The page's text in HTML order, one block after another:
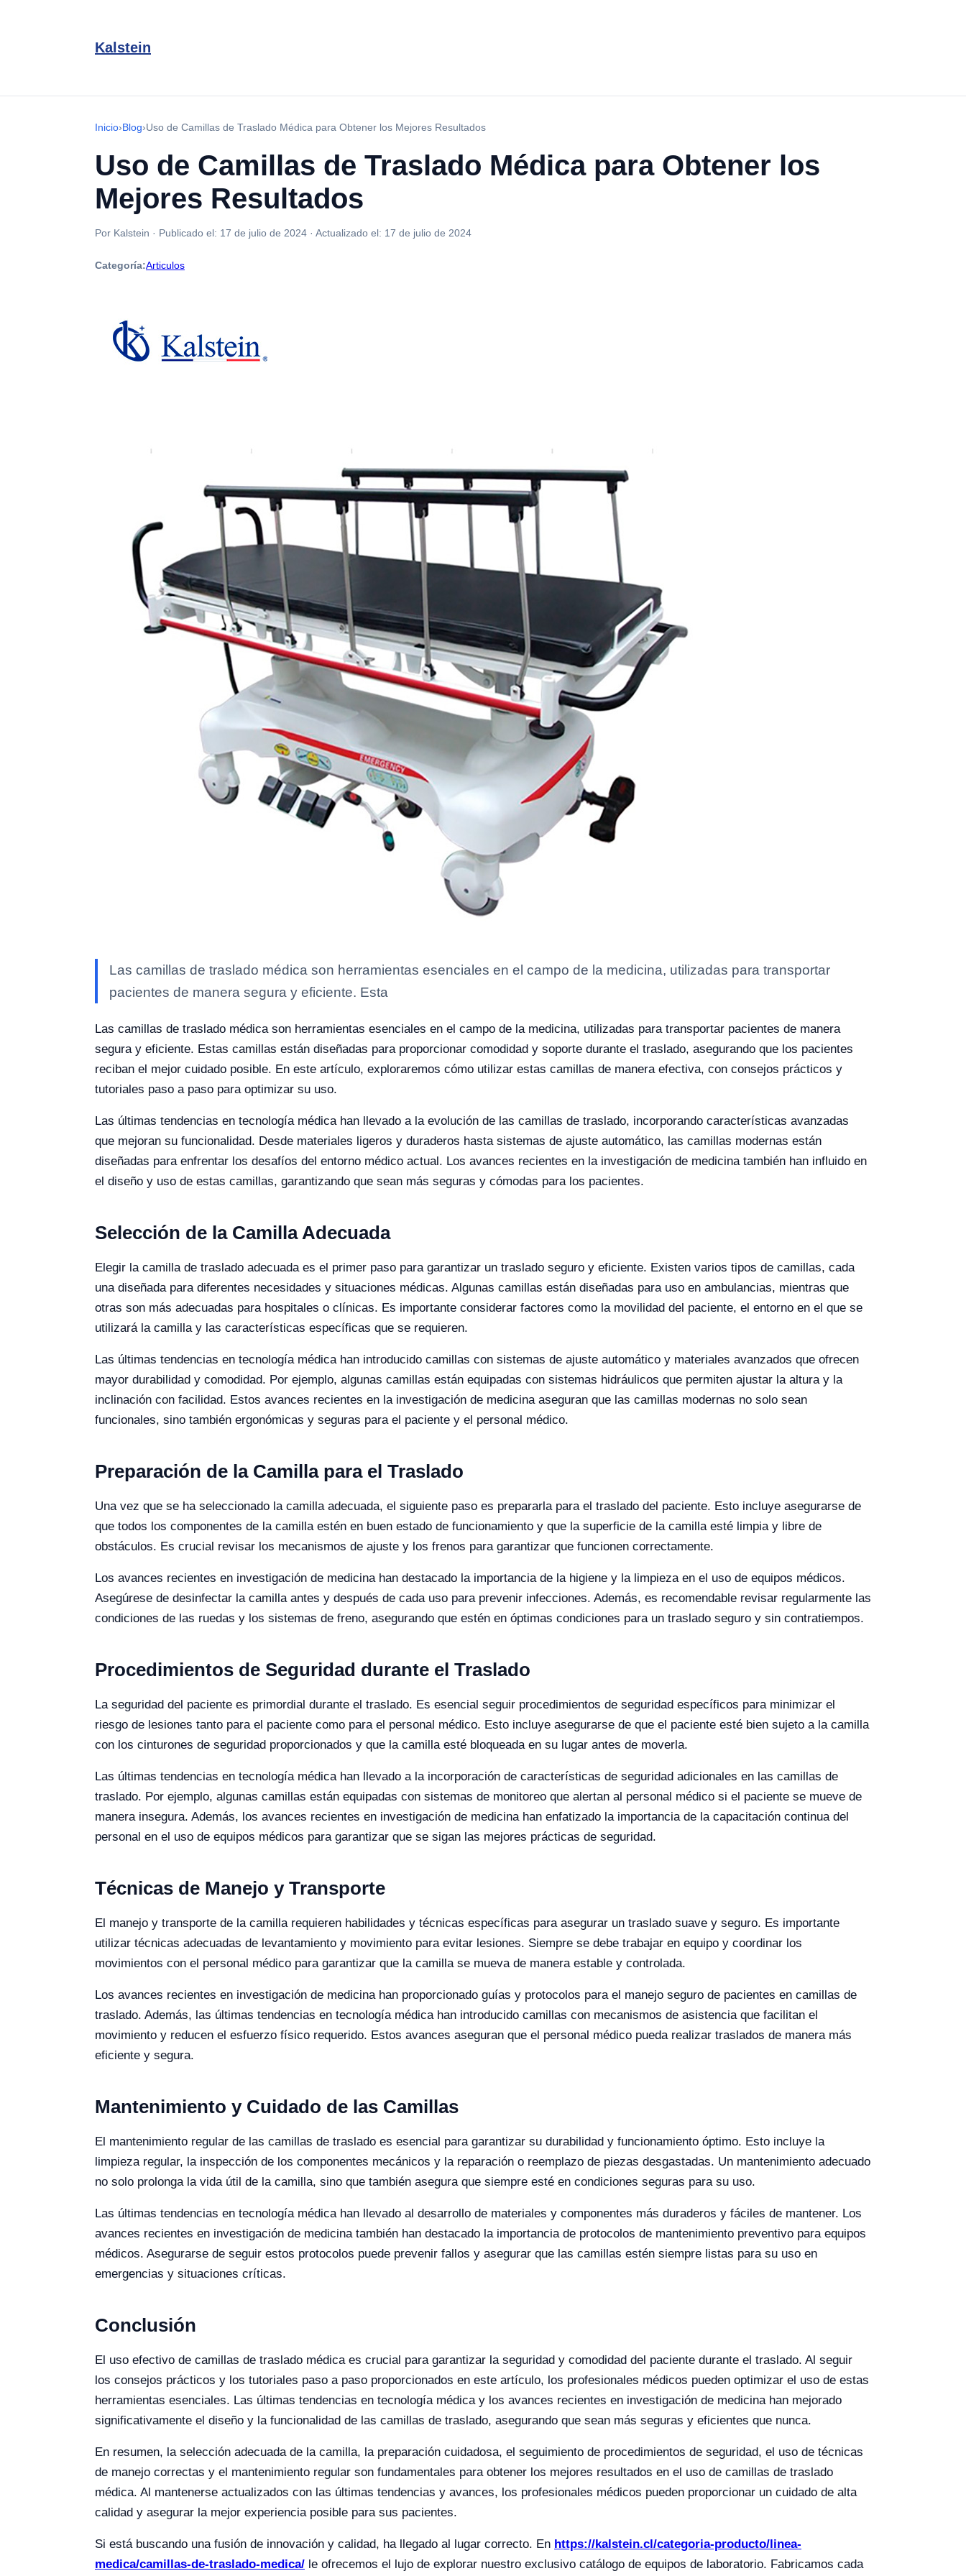
Kalstein
Inicio›Blog›Uso de Camillas de Traslado Médica para Obtener los Mejores Resultados
Uso de Camillas de Traslado Médica para Obtener los
Mejores Resultados
Por Kalstein · Publicado el: 17 de julio de 2024 · Actualizado el: 17 de julio de 2024
Categoría:Articulos
Las camillas de traslado médica son herramientas esenciales en el campo de la medicina, utilizadas para transportar
pacientes de manera segura y eficiente. Esta
Las camillas de traslado médica son herramientas esenciales en el campo de la medicina, utilizadas para transportar pacientes de manera
segura y eficiente. Estas camillas están diseñadas para proporcionar comodidad y soporte durante el traslado, asegurando que los pacientes
reciban el mejor cuidado posible. En este artículo, exploraremos cómo utilizar estas camillas de manera efectiva, con consejos prácticos y
tutoriales paso a paso para optimizar su uso.
Las últimas tendencias en tecnología médica han llevado a la evolución de las camillas de traslado, incorporando características avanzadas
que mejoran su funcionalidad. Desde materiales ligeros y duraderos hasta sistemas de ajuste automático, las camillas modernas están
diseñadas para enfrentar los desafíos del entorno médico actual. Los avances recientes en la investigación de medicina también han influido en
el diseño y uso de estas camillas, garantizando que sean más seguras y cómodas para los pacientes.
Selección de la Camilla Adecuada
Elegir la camilla de traslado adecuada es el primer paso para garantizar un traslado seguro y eficiente. Existen varios tipos de camillas, cada
una diseñada para diferentes necesidades y situaciones médicas. Algunas camillas están diseñadas para uso en ambulancias, mientras que
otras son más adecuadas para hospitales o clínicas. Es importante considerar factores como la movilidad del paciente, el entorno en el que se
utilizará la camilla y las características específicas que se requieren.
Las últimas tendencias en tecnología médica han introducido camillas con sistemas de ajuste automático y materiales avanzados que ofrecen
mayor durabilidad y comodidad. Por ejemplo, algunas camillas están equipadas con sistemas hidráulicos que permiten ajustar la altura y la
inclinación con facilidad. Estos avances recientes en la investigación de medicina aseguran que las camillas modernas no solo sean
funcionales, sino también ergonómicas y seguras para el paciente y el personal médico.
Preparación de la Camilla para el Traslado
Una vez que se ha seleccionado la camilla adecuada, el siguiente paso es prepararla para el traslado del paciente. Esto incluye asegurarse de
que todos los componentes de la camilla estén en buen estado de funcionamiento y que la superficie de la camilla esté limpia y libre de
obstáculos. Es crucial revisar los mecanismos de ajuste y los frenos para garantizar que funcionen correctamente.
Los avances recientes en investigación de medicina han destacado la importancia de la higiene y la limpieza en el uso de equipos médicos.
Asegúrese de desinfectar la camilla antes y después de cada uso para prevenir infecciones. Además, es recomendable revisar regularmente las
condiciones de las ruedas y los sistemas de freno, asegurando que estén en óptimas condiciones para un traslado seguro y sin contratiempos.
Procedimientos de Seguridad durante el Traslado
La seguridad del paciente es primordial durante el traslado. Es esencial seguir procedimientos de seguridad específicos para minimizar el
riesgo de lesiones tanto para el paciente como para el personal médico. Esto incluye asegurarse de que el paciente esté bien sujeto a la camilla
con los cinturones de seguridad proporcionados y que la camilla esté bloqueada en su lugar antes de moverla.
Las últimas tendencias en tecnología médica han llevado a la incorporación de características de seguridad adicionales en las camillas de
traslado. Por ejemplo, algunas camillas están equipadas con sistemas de monitoreo que alertan al personal médico si el paciente se mueve de
manera insegura. Además, los avances recientes en investigación de medicina han enfatizado la importancia de la capacitación continua del
personal en el uso de equipos médicos para garantizar que se sigan las mejores prácticas de seguridad.
Técnicas de Manejo y Transporte
El manejo y transporte de la camilla requieren habilidades y técnicas específicas para asegurar un traslado suave y seguro. Es importante
utilizar técnicas adecuadas de levantamiento y movimiento para evitar lesiones. Siempre se debe trabajar en equipo y coordinar los
movimientos con el personal médico para garantizar que la camilla se mueva de manera estable y controlada.
Los avances recientes en investigación de medicina han proporcionado guías y protocolos para el manejo seguro de pacientes en camillas de
traslado. Además, las últimas tendencias en tecnología médica han introducido camillas con mecanismos de asistencia que facilitan el
movimiento y reducen el esfuerzo físico requerido. Estos avances aseguran que el personal médico pueda realizar traslados de manera más
eficiente y segura.
Mantenimiento y Cuidado de las Camillas
El mantenimiento regular de las camillas de traslado es esencial para garantizar su durabilidad y funcionamiento óptimo. Esto incluye la
limpieza regular, la inspección de los componentes mecánicos y la reparación o reemplazo de piezas desgastadas. Un mantenimiento adecuado
no solo prolonga la vida útil de la camilla, sino que también asegura que siempre esté en condiciones seguras para su uso.
Las últimas tendencias en tecnología médica han llevado al desarrollo de materiales y componentes más duraderos y fáciles de mantener. Los
avances recientes en investigación de medicina también han destacado la importancia de protocolos de mantenimiento preventivo para equipos
médicos. Asegurarse de seguir estos protocolos puede prevenir fallos y asegurar que las camillas estén siempre listas para su uso en
emergencias y situaciones críticas.
Conclusión
El uso efectivo de camillas de traslado médica es crucial para garantizar la seguridad y comodidad del paciente durante el traslado. Al seguir
los consejos prácticos y los tutoriales paso a paso proporcionados en este artículo, los profesionales médicos pueden optimizar el uso de estas
herramientas esenciales. Las últimas tendencias en tecnología médica y los avances recientes en investigación de medicina han mejorado
significativamente el diseño y la funcionalidad de las camillas de traslado, asegurando que sean más seguras y eficientes que nunca.
En resumen, la selección adecuada de la camilla, la preparación cuidadosa, el seguimiento de procedimientos de seguridad, el uso de técnicas
de manejo correctas y el mantenimiento regular son fundamentales para obtener los mejores resultados en el uso de camillas de traslado
médica. Al mantenerse actualizados con las últimas tendencias y avances, los profesionales médicos pueden proporcionar un cuidado de alta
calidad y asegurar la mejor experiencia posible para sus pacientes.
Si está buscando una fusión de innovación y calidad, ha llegado al lugar correcto. En https://kalstein.cl/categoria-producto/linea-
medica/camillas-de-traslado-medica/ le ofrecemos el lujo de explorar nuestro exclusivo catálogo de equipos de laboratorio. Fabricamos cada